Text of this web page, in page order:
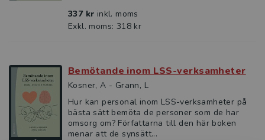
337 kr inkl. moms
Exkl. moms: 318 kr
Bemötande inom LSS-verksamheter
Kosner, A - Grann, L
Hur kan personal inom LSS-verksamheter på
bästa sätt bemöta de personer som de har
omsorg om? Författarna till den här boken
menar att de synsätt...